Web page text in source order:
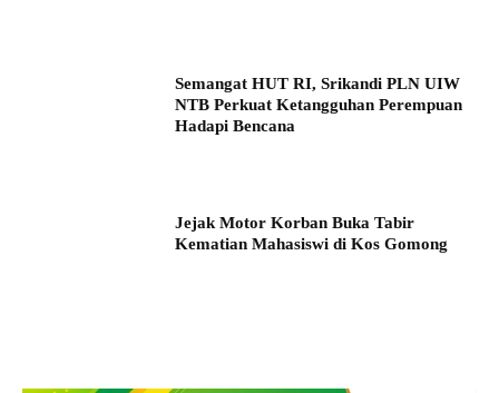
Semangat HUT RI, Srikandi PLN UIW
NTB Perkuat Ketangguhan Perempuan
Hadapi Bencana
Jejak Motor Korban Buka Tabir
Kematian Mahasiswi di Kos Gomong